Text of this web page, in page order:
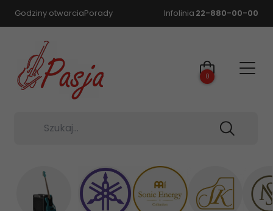
Godziny otwarciaPorady Infolinia 22-880-00-00
Szukaj...
0